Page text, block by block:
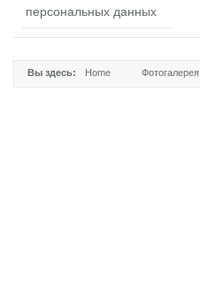
персональных данных
Вы здесь: Home Фотогалерея